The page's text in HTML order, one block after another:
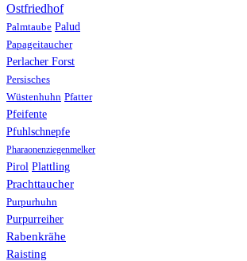
Ostfriedhof
Palmtaube Palud
Papageitaucher
Perlacher Forst
Persisches
Wüstenhuhn Pfatter
Pfeifente
Pfuhlschnepfe
Pharaonenziegenmelker
Pirol Plattling
Prachttaucher
Purpurhuhn
Purpurreiher
Rabenkrähe
Raisting